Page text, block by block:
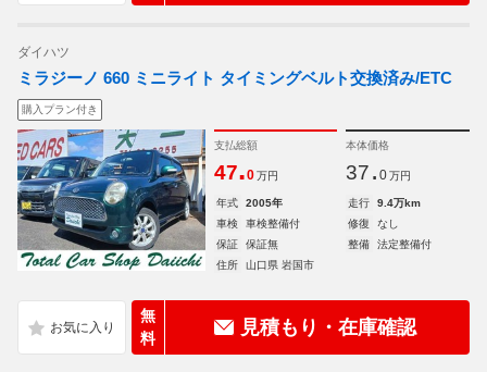
ダイハツ
ミラジーノ 660 ミニライト タイミングベルト交換済み/ETC
購入プラン付き
支払総額
47.0 万円
本体価格
37. 0 万円
年式 2005年 走行
9.4万km
車検
車検整備付 修復
なし
保証
保証無 整備
法定整備付
住所
山口県 岩国市
無
料
見積もり・在庫確認